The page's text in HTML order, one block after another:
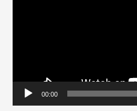
i
00:00